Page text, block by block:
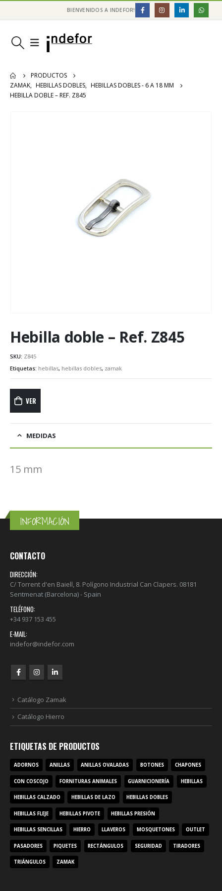
BIENVENIDOS A INDEFOR!
PRODUCTOS
ZAMAK, HEBILLAS DOBLES, HEBILLAS DOBLES - 6 A 18 MM
HEBILLA DOBLE – REF. Z845
Hebilla doble – Ref. Z845
SKU: Z845
Etiquetas: hebillas, hebillas dobles, zamak
VER
MEDIDAS
15 mm
INFORMACIÓN
CONTACTO
DIRECCIÓN:
C/ Torrent d'en Baiell, 8. Polígono Industrial Can Clapers. 08181
Sentmenat (Barcelona) - Spain
TELÉFONO:
+34 937 153 455
E-MAIL:
indefor@indefor.com
Catálogo Zamak
Catálogo Hierro
ETIQUETAS DE PRODUCTOS
ADORNOS ANILLAS ANILLAS OVALADAS BOTONES CHAPONES
CON COSCOJO FORNITURAS ANIMALES GUARNICIONERÍA HEBILLAS
HEBILLAS CALZADO HEBILLAS DE LAZO HEBILLAS DOBLES
HEBILLAS FLEJE HEBILLAS PIVOTE HEBILLAS PRESIÓN
HEBILLAS SENCILLAS HIERRO LLAVEROS MOSQUETONES OUTLET
PASADORES PIQUETES RECTÁNGULOS SEGURIDAD TIRADORES
TRIÁNGULOS ZAMAK